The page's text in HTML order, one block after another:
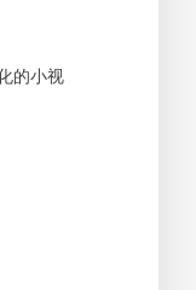
的小视